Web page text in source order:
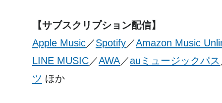
【サブスクリプション配信】
Apple Music／Spotify／Amazon Music
LINE MUSIC／AWA／auミュージックパス
ツ ほか